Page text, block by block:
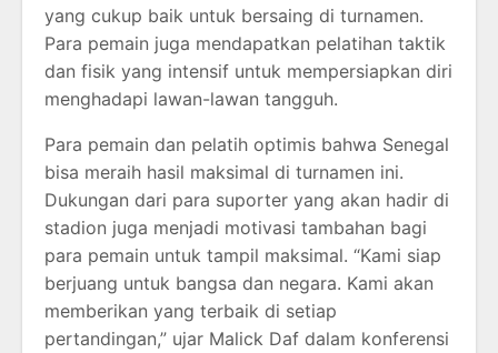
yang cukup baik untuk bersaing di turnamen.
Para pemain juga mendapatkan pelatihan taktik
dan fisik yang intensif untuk mempersiapkan diri
menghadapi lawan-lawan tangguh.
Para pemain dan pelatih optimis bahwa Senegal
bisa meraih hasil maksimal di turnamen ini.
Dukungan dari para suporter yang akan hadir di
stadion juga menjadi motivasi tambahan bagi
para pemain untuk tampil maksimal. “Kami siap
berjuang untuk bangsa dan negara. Kami akan
memberikan yang terbaik di setiap
pertandingan,” ujar Malick Daf dalam konferensi